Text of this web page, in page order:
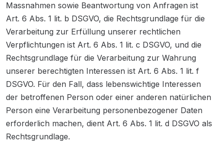
Massnahmen sowie Beantwortung von Anfragen ist
Art. 6 Abs. 1 lit. b DSGVO, die Rechtsgrundlage für die
Verarbeitung zur Erfüllung unserer rechtlichen
Verpflichtungen ist Art. 6 Abs. 1 lit. c DSGVO, und die
Rechtsgrundlage für die Verarbeitung zur Wahrung
unserer berechtigten Interessen ist Art. 6 Abs. 1 lit. f
DSGVO. Für den Fall, dass lebenswichtige Interessen
der betroffenen Person oder einer anderen natürlichen
Person eine Verarbeitung personenbezogener Daten
erforderlich machen, dient Art. 6 Abs. 1 lit. d DSGVO als
Rechtsgrundlage.